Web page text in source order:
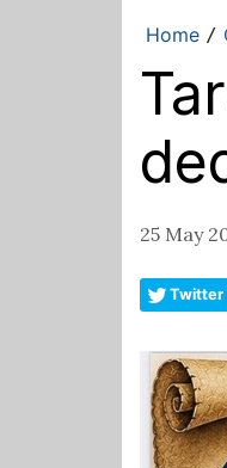
Home /
25 May
Twitter